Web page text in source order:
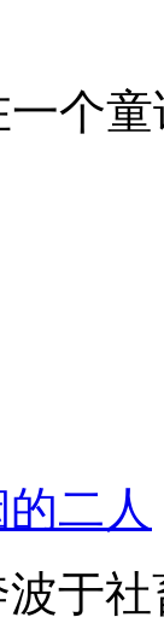
个
二人
于社